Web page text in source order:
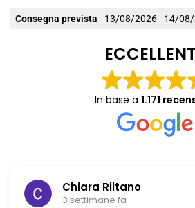
Consegna prevista 13/08/2026 - 14/
In base a 1.171
Chiara Riitano
3 settimane fa